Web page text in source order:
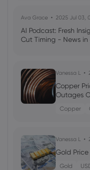
Ava Grace 2025 Jul 03,
AI Podcast: Fresh
Cut Timing - News
Vanessa L
Copper
Outages
Copper
Vanessa L
Gold
Gold